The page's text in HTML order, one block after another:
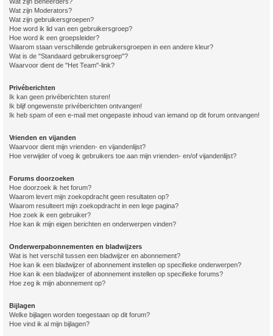
Wat zijn Moderators?
Wat zijn gebruikersgroepen?
Hoe word ik lid van een gebruikersgroep?
Hoe word ik een groepsleider?
Waarom staan verschillende gebruikersgroepen in een andere kleur?
Wat is de "Standaard gebruikersgroep"?
Waarvoor dient de "Het Team"-link?
Privéberichten
Ik kan geen privéberichten sturen!
Ik blijf ongewenste privéberichten ontvangen!
Ik heb spam of een e-mail met ongepaste inhoud van iemand op dit forum ontvangen!
Vrienden en vijanden
Waarvoor dient mijn vrienden- en vijandenlijst?
Hoe verwijder of voeg ik gebruikers toe aan mijn vrienden- en/of vijandenlijst?
Forums doorzoeken
Hoe doorzoek ik het forum?
Waarom levert mijn zoekopdracht geen resultaten op?
Waarom resulteert mijn zoekopdracht in een lege pagina?
Hoe zoek ik een gebruiker?
Hoe kan ik mijn eigen berichten en onderwerpen vinden?
Onderwerpabonnementen en bladwijzers
Wat is het verschil tussen een bladwijzer en abonnement?
Hoe kan ik een bladwijzer of abonnement instellen op specifieke onderwerpen?
Hoe kan ik een bladwijzer of abonnement instellen op specifieke forums?
Hoe zeg ik mijn abonnement op?
Bijlagen
Welke bijlagen worden toegestaan op dit forum?
Hoe vind ik al mijn bijlagen?